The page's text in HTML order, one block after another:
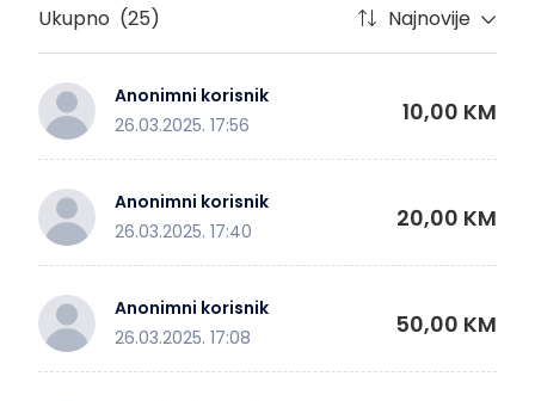
Ukupno (25) Najnovije
Anonimni korisnik
26.03.2025. 17:56
10,00 KM
Anonimni korisnik
26.03.2025. 17:40
20,00 KM
Anonimni korisnik
26.03.2025. 17:08
50,00 KM